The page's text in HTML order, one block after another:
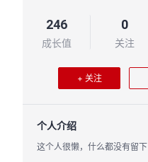
246
成长值
0
关注
+ 关注
个人介绍
这个人很懒，什么都没有留下